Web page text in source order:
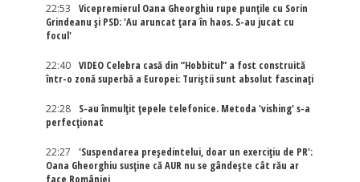
22:53
Vicepremierul Oana Gheorghiu rupe punțile cu Sorin
Grindeanu și PSD: 'Au aruncat țara în haos. S-au jucat cu
focul'
22:40
VIDEO Celebra casă din ”Hobbitul” a fost construită
într-o zonă superbă a Europei: Turiștii sunt absolut fascinați
22:28
S-au înmulțit țepele telefonice. Metoda 'vishing' s-a
perfecționat
22:27
'Suspendarea președintelui, doar un exercițiu de PR':
Oana Gheorghiu susține că AUR nu se gândește cât rău ar
face României